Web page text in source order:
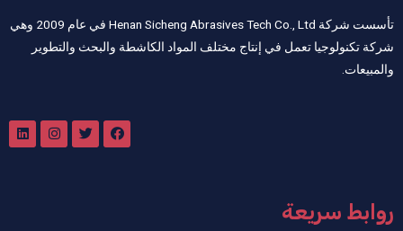
تأسست شركة Henan Sicheng Abrasives Tech Co., Ltd في عام 2009 وهي
شركة تكنولوجيا تعمل في إنتاج مختلف المواد الكاشطة والبحث والتطوير
والمبيعات.
روابط سريعة